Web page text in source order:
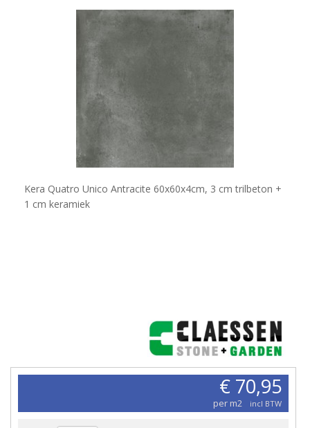
Kera Quatro Unico Antracite 60x60x4cm, 3 cm trilbeton +
1 cm keramiek
€ 70,95
per m2 incl BTW